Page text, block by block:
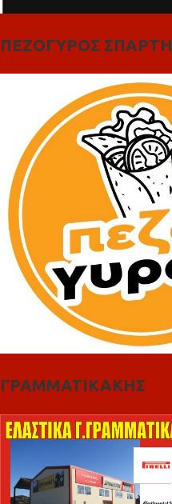
ΠΕΖΟΓΥΡΟΣ ΣΠΑΡΤΗ
ΓΡΑΜΜΑΤΙΚΑΚΗΣ